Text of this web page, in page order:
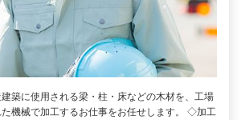
築に使用される梁・柱・床などの木材を、工場
た機械で加工するお仕事をお任せします。 ◇加工